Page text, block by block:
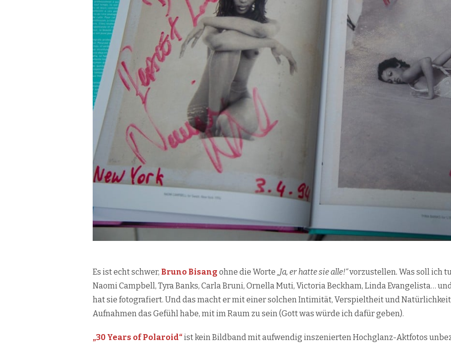
Es ist echt schwer, Bruno Bisang ohne die Worte „Ja, er hatte sie alle!“vorzustellen. Was soll ich
Naomi Campbell, Tyra Banks, Carla Bruni, Ornella Muti, Victoria Beckham, Linda Evangelista…
hat sie fotografiert. Und das macht er mit einer solchen Intimität, Verspieltheit und
Aufnahmen das Gefühl habe, mit im Raum zu sein (Gott was würde ich dafür geben).
„30 Years of Polaroid“ist kein Bildband mit aufwendig inszenierten Hochglanz-Aktfotos